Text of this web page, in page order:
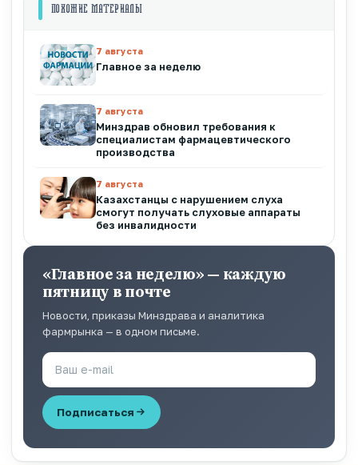
ПОХОЖИЕ МАТЕРИАЛЫ
7 августа
Главное за неделю
7 августа
Минздрав обновил требования к
специалистам фармацевтического
производства
7 августа
Казахстанцы с нарушением слуха
смогут получать слуховые аппараты
без инвалидности
«Главное за неделю» — каждую
пятницу в почте
Новости, приказы Минздрава и аналитика
фармрынка — в одном письме.
Подписаться